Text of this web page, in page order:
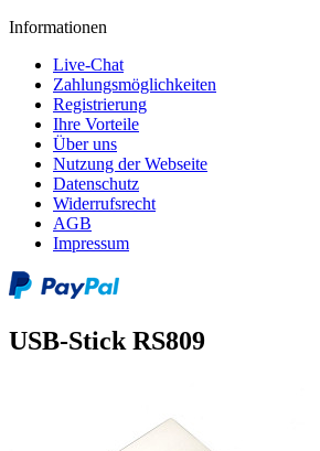
Informationen
Live-Chat
Zahlungsmöglichkeiten
Registrierung
Ihre Vorteile
Über uns
Nutzung der Webseite
Datenschutz
Widerrufsrecht
AGB
Impressum
USB-Stick RS809